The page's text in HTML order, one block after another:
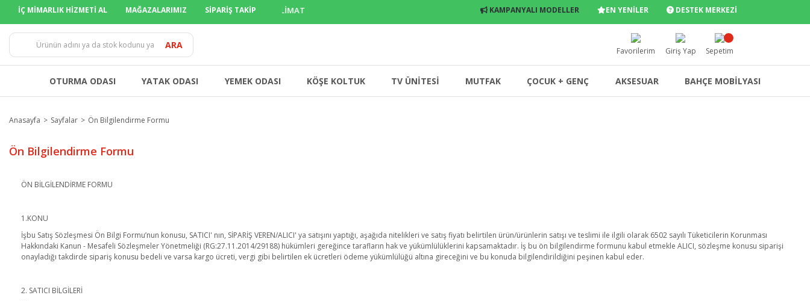
İÇ MİMARLIK HİZMETİ AL MAĞAZALARIMIZ SİPARİŞ TAKİP TÜM İLLERE TESLİMAT
KAMPANYALI MODELLER EN YENİLER DESTEK MERKEZİ
ARA
Favorilerim Giriş Yap Sepetim
OTURMA ODASI YATAK ODASI YEMEK ODASI KÖŞE KOLTUK TV ÜNİTESİ MUTFAK ÇOCUK + GENÇ AKSESUAR BAHÇE MOBİLYASI
Anasayfa Sayfalar Ön Bilgilendirme Formu
Ön Bilgilendirme Formu
ÖN BİLGİLENDİRME FORMU
1.KONU
İşbu Satış Sözleşmesi Ön Bilgi Formu’nun konusu, SATICI' nın, SİPARİŞ VEREN/ALICI' ya satışını yaptığı, aşağıda nitelikleri ve satış fiyatı belirtilen ürün/ürünlerin satışı ve teslimi ile ilgili olarak 6502 sayılı Tüketicilerin Korunması
Hakkındaki Kanun - Mesafeli Sözleşmeler Yönetmeliği (RG:27.11.2014/29188) hükümleri gereğince tarafların hak ve yükümlülüklerini kapsamaktadır. İş bu ön bilgilendirme formunu kabul etmekle ALICI, sözleşme konusu siparişi
onayladığı takdirde sipariş konusu bedeli ve varsa kargo ücreti, vergi gibi belirtilen ek ücretleri ödeme yükümlülüğü altına gireceğini ve bu konuda bilgilendirildiğini peşinen kabul eder.
2. SATICI BİLGİLERİ